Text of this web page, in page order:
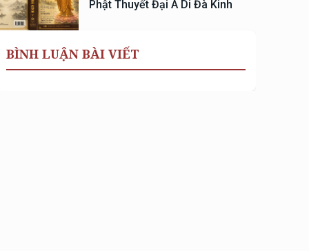
Phật Thuyết Đại A Di Đà Kinh
BÌNH LUẬN BÀI VIẾT